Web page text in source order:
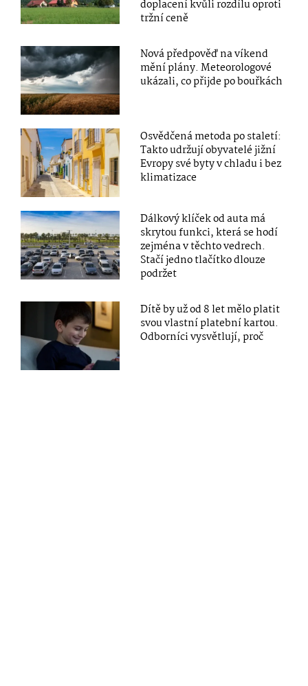
doplacení kvůli rozdílu oproti
tržní ceně
Nová předpověď na víkend
mění plány. Meteorologové
ukázali, co přijde po bouřkách
Osvědčená metoda po staletí:
Takto udržují obyvatelé jižní
Evropy své byty v chladu i bez
klimatizace
Dálkový klíček od auta má
skrytou funkci, která se hodí
zejména v těchto vedrech.
Stačí jedno tlačítko dlouze
podržet
Dítě by už od 8 let mělo platit
svou vlastní platební kartou.
Odborníci vysvětlují, proč